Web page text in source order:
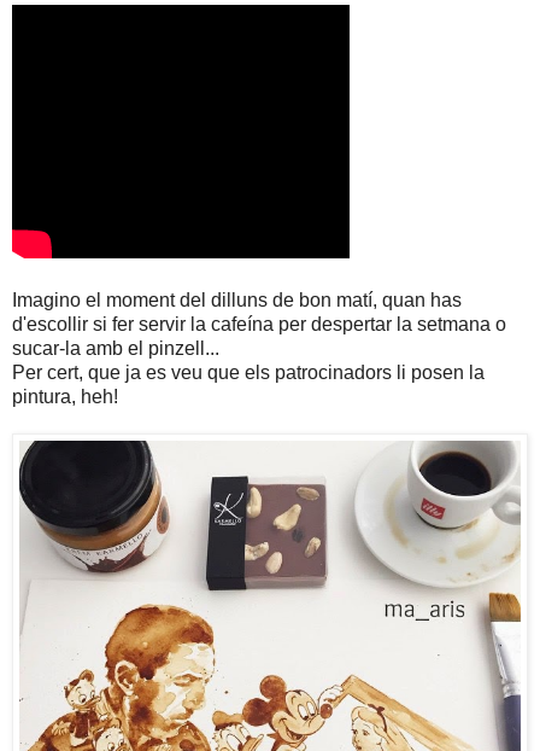
Imagino el moment del dilluns de bon matí, quan has
d'escollir si fer servir la cafeína per despertar la setmana o
sucar-la amb el pinzell...
Per cert, que ja es veu que els patrocinadors li posen la
pintura, heh!